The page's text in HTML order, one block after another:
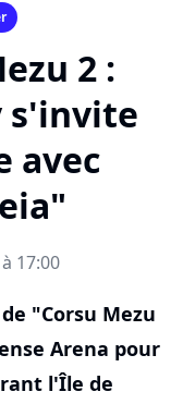
2 :
s'invite
avec
17:00
"Corsu Mezu
Arena pour
l'Île de